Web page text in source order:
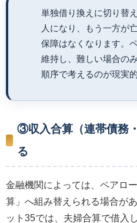
単独借り換えに切り替
人になり、もう一方が
保障はなくなります。
維持し、難しい場合の
順序で考えるのが現実的
③収入合算（連帯債務
る
金融機関によっては、ペアロ
算」へ組み替えられる場合が
ット35では、夫婦合算で借入